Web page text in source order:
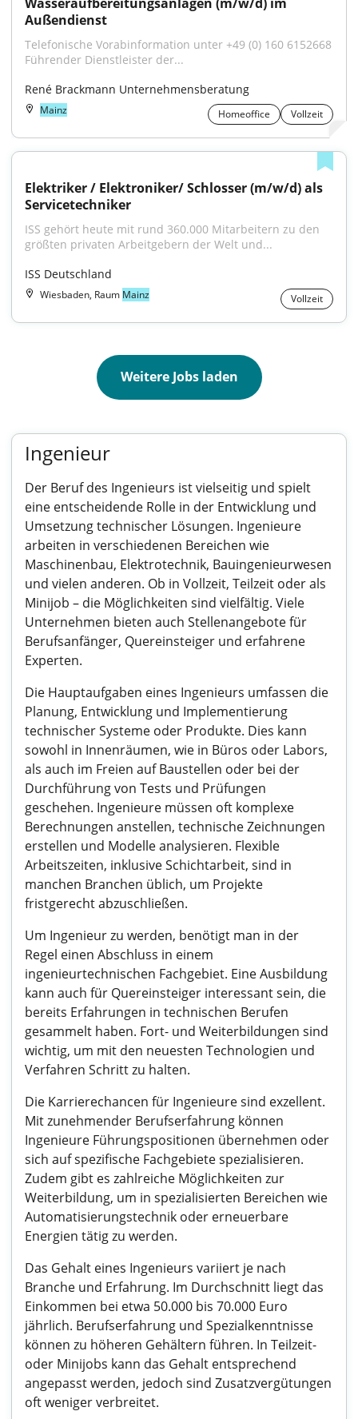
Außendienst
Telefonische Vorabinformation unter +49 (0) 160 6152668
Führender Dienstleister der...
René Brackmann Unternehmensberatung
Mainz Homeoffice Vollzeit
Elektriker / Elektroniker/ Schlosser (m/w/d) als
Servicetechniker
ISS gehört heute mit rund 360.000 Mitarbeitern zu den
größten privaten Arbeitgebern der Welt und...
ISS Deutschland
Wiesbaden, Raum Mainz Vollzeit
Weitere Jobs laden
Ingenieur
Der Beruf des Ingenieurs ist vielseitig und spielt
eine entscheidende Rolle in der Entwicklung und
Umsetzung technischer Lösungen. Ingenieure
arbeiten in verschiedenen Bereichen wie
Maschinenbau, Elektrotechnik, Bauingenieurwesen
und vielen anderen. Ob in Vollzeit, Teilzeit oder als
Minijob – die Möglichkeiten sind vielfältig. Viele
Unternehmen bieten auch Stellenangebote für
Berufsanfänger, Quereinsteiger und erfahrene
Experten.
Die Hauptaufgaben eines Ingenieurs umfassen die
Planung, Entwicklung und Implementierung
technischer Systeme oder Produkte. Dies kann
sowohl in Innenräumen, wie in Büros oder Labors,
als auch im Freien auf Baustellen oder bei der
Durchführung von Tests und Prüfungen
geschehen. Ingenieure müssen oft komplexe
Berechnungen anstellen, technische Zeichnungen
erstellen und Modelle analysieren. Flexible
Arbeitszeiten, inklusive Schichtarbeit, sind in
manchen Branchen üblich, um Projekte
fristgerecht abzuschließen.
Um Ingenieur zu werden, benötigt man in der
Regel einen Abschluss in einem
ingenieurtechnischen Fachgebiet. Eine Ausbildung
kann auch für Quereinsteiger interessant sein, die
bereits Erfahrungen in technischen Berufen
gesammelt haben. Fort- und Weiterbildungen sind
wichtig, um mit den neuesten Technologien und
Verfahren Schritt zu halten.
Die Karrierechancen für Ingenieure sind exzellent.
Mit zunehmender Berufserfahrung können
Ingenieure Führungspositionen übernehmen oder
sich auf spezifische Fachgebiete spezialisieren.
Zudem gibt es zahlreiche Möglichkeiten zur
Weiterbildung, um in spezialisierten Bereichen wie
Automatisierungstechnik oder erneuerbare
Energien tätig zu werden.
Das Gehalt eines Ingenieurs variiert je nach
Branche und Erfahrung. Im Durchschnitt liegt das
Einkommen bei etwa 50.000 bis 70.000 Euro
jährlich. Berufserfahrung und Spezialkenntnisse
können zu höheren Gehältern führen. In Teilzeit-
oder Minijobs kann das Gehalt entsprechend
angepasst werden, jedoch sind Zusatzvergütungen
oft weniger verbreitet.